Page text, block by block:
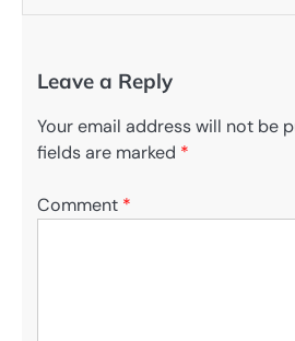
Leave a Reply
Your email address will not be
fields are marked *
Comment *